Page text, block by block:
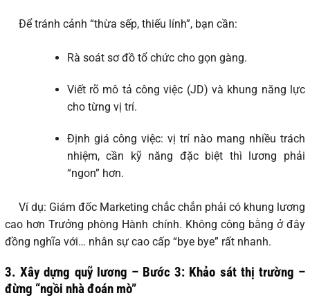
Để tránh cảnh “thừa sếp, thiếu lính”, bạn cần:
Rà soát sơ đồ tổ chức cho gọn gàng.
Viết rõ mô tả công việc (JD) và khung năng lực
cho từng vị trí.
Định giá công việc: vị trí nào mang nhiều trách
nhiệm, cần kỹ năng đặc biệt thì lương phải
“ngon” hơn.
Ví dụ: Giám đốc Marketing chắc chắn phải có khung lương
cao hơn Trưởng phòng Hành chính. Không công bằng ở đây
đồng nghĩa với… nhân sự cao cấp “bye bye” rất nhanh.
3. Xây dựng quỹ lương – Bước 3: Khảo sát thị trường –
đừng “ngồi nhà đoán mò”